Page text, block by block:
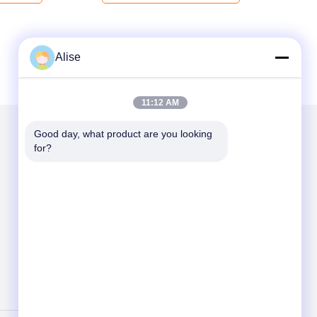
हमें मेल करें
Alise
11:12 AM
Good day, what product are you looking
for?